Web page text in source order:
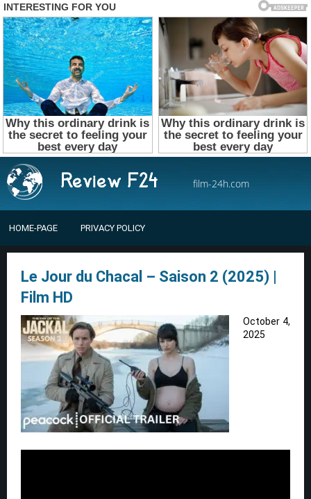
film-24h.com
HOME-PAGE PRIVACY POLICY
Le Jour du Chacal – Saison 2 (2025) |
Film HD
October 4,
2025